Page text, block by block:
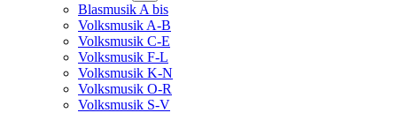
Blasmusik A bis
Volksmusik A-B
Volksmusik C-E
Volksmusik F-L
Volksmusik K-N
Volksmusik O-R
Volksmusik S-V